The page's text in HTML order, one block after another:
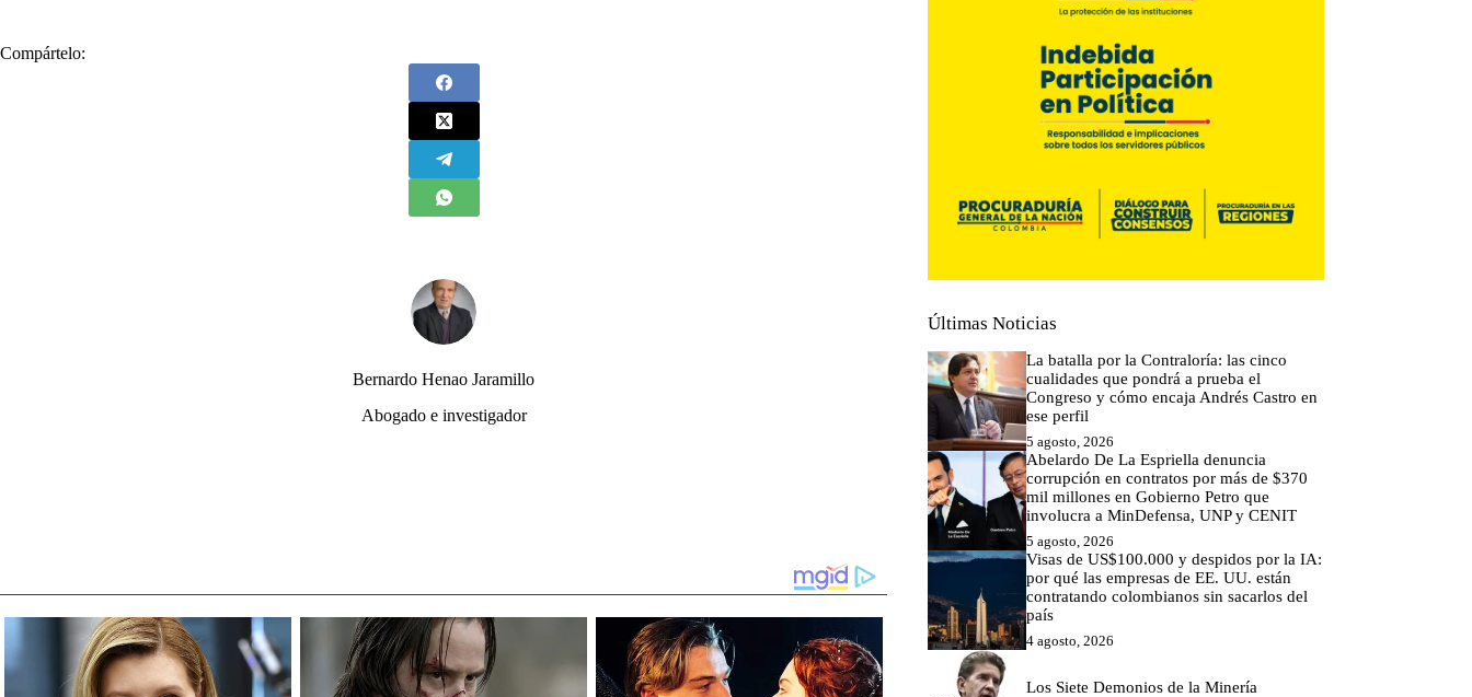
Compártelo:
Bernardo Henao Jaramillo
Abogado e investigador
Últimas Noticias
La batalla por la Contraloría: las cinco
cualidades que pondrá a prueba el
Congreso y cómo encaja Andrés Castro en
ese perfil
5 agosto, 2026
Abelardo De La Espriella denuncia
corrupción en contratos por más de $370
mil millones en Gobierno Petro que
involucra a MinDefensa, UNP y CENIT
5 agosto, 2026
Visas de US$100.000 y despidos por la IA:
por qué las empresas de EE. UU. están
contratando colombianos sin sacarlos del
país
4 agosto, 2026
Los Siete Demonios de la Minería